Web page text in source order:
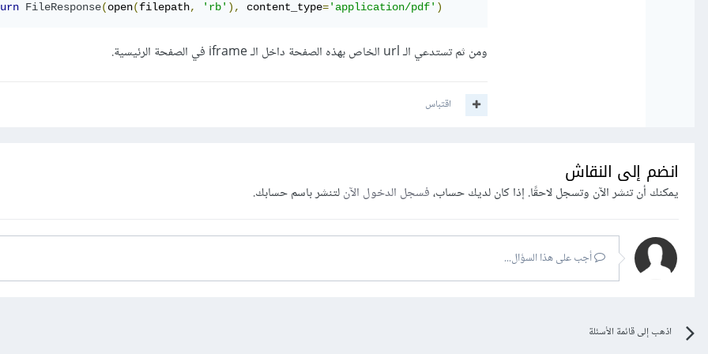
FileResponse(open(filepath, 'rb' ), content_type='application/pdf' )
ومن ثم تستدعي الـ url الخاص بهذه الصفحة داخل الـ iframe في الصفحة الرئيسية.
اقتباس
انضم إلى النقاش
يمكنك أن تنشر الآن وتسجل لاحقًا. إذا كان لديك حساب،فسجل الدخول الآنلتنشر باسم حسابك.
أجب على هذا السؤال...
اذهب إلى قائمة الأسئلة